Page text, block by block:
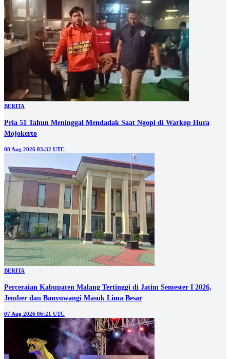
BERITA
Pria 51 Tahun Meninggal Mendadak Saat Ngopi di Warkop Hura
Mojokerto
08 Aug 2026 03:32 UTC
BERITA
Perceraian Kabupaten Malang Tertinggi di Jatim Semester I 2026,
Jember dan Banyuwangi Masuk Lima Besar
07 Aug 2026 06:21 UTC